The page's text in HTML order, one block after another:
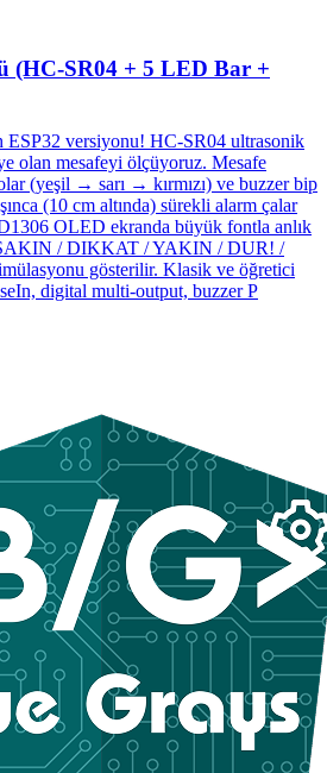
(HC-SR04 + 5 LED Bar +
ESP32 versiyonu! HC-SR04 ultrasonik
olan mesafeyi ölçüyoruz. Mesafe
(yeşil → sarı → kırmızı) ve buzzer bip
(10 cm altında) sürekli alarm çalar
OLED ekranda büyük fontla anlık
/ DIKKAT / YAKIN / DUR! /
gösterilir. Klasik ve öğretici
digital multi-output, buzzer P